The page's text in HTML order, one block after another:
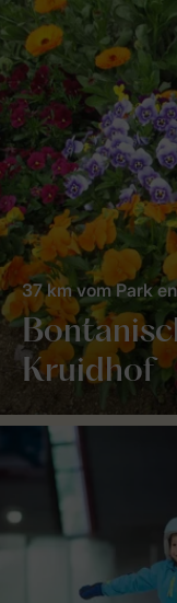
Kruidhof
37 km vom Park